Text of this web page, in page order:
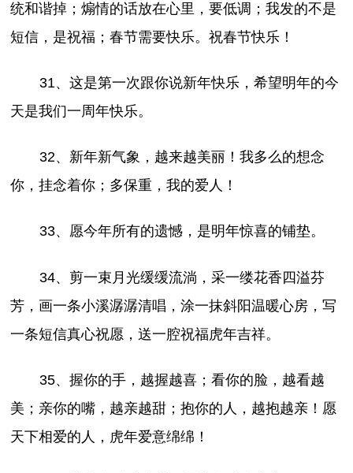
统和谐掉；煽情的话放在心里，要低调；我发的不是
短信，是祝福；春节需要快乐。祝春节快乐！
31、这是第一次跟你说新年快乐，希望明年的今
天是我们一周年快乐。
32、新年新气象，越来越美丽！我多么的想念
你，挂念着你；多保重，我的爱人！
33、愿今年所有的遗憾，是明年惊喜的铺垫。
34、剪一束月光缓缓流淌，采一缕花香四溢芬
芳，画一条小溪潺潺清唱，涂一抹斜阳温暖心房，写
一条短信真心祝愿，送一腔祝福虎年吉祥。
35、握你的手，越握越喜；看你的脸，越看越
美；亲你的嘴，越亲越甜；抱你的人，越抱越亲！愿
天下相爱的人，虎年爱意绵绵！